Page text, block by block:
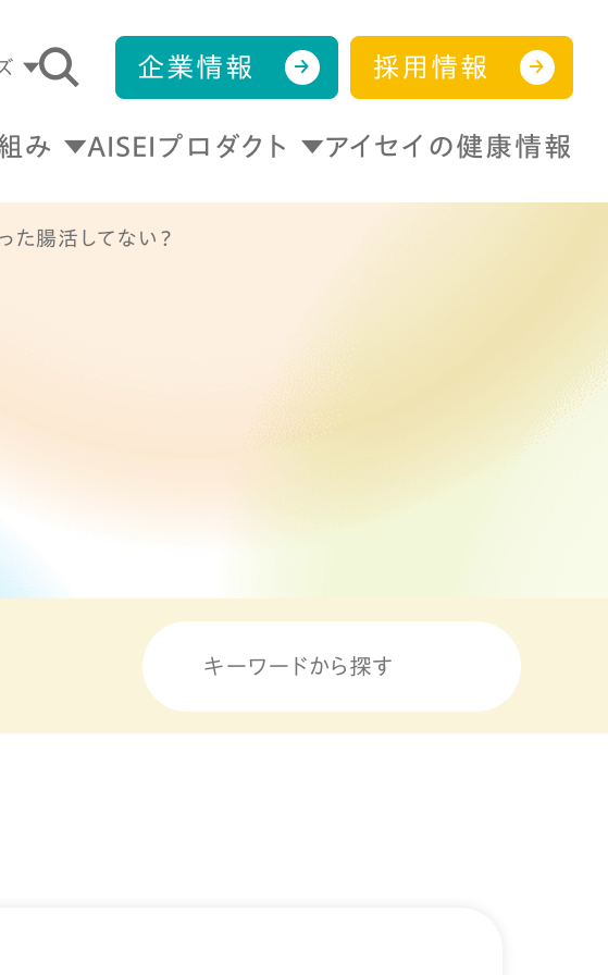
企業情報 採用情報
み AISEIプロダクト アイセイの健康情報
た腸活してない？